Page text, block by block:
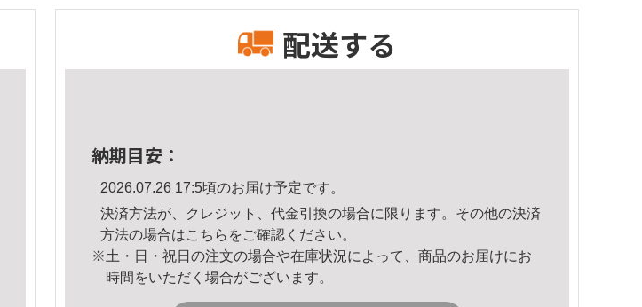
配送する
納期目安：
2026.07.26 17:5頃のお届け予定です。
決済方法が、クレジット、代金引換の場合に限ります。その他の決済
方法の場合はこちら をご確認ください。
※土・日・祝日の注文の場合や在庫状況によって、商品のお届けにお
時間をいただく場合がございます。